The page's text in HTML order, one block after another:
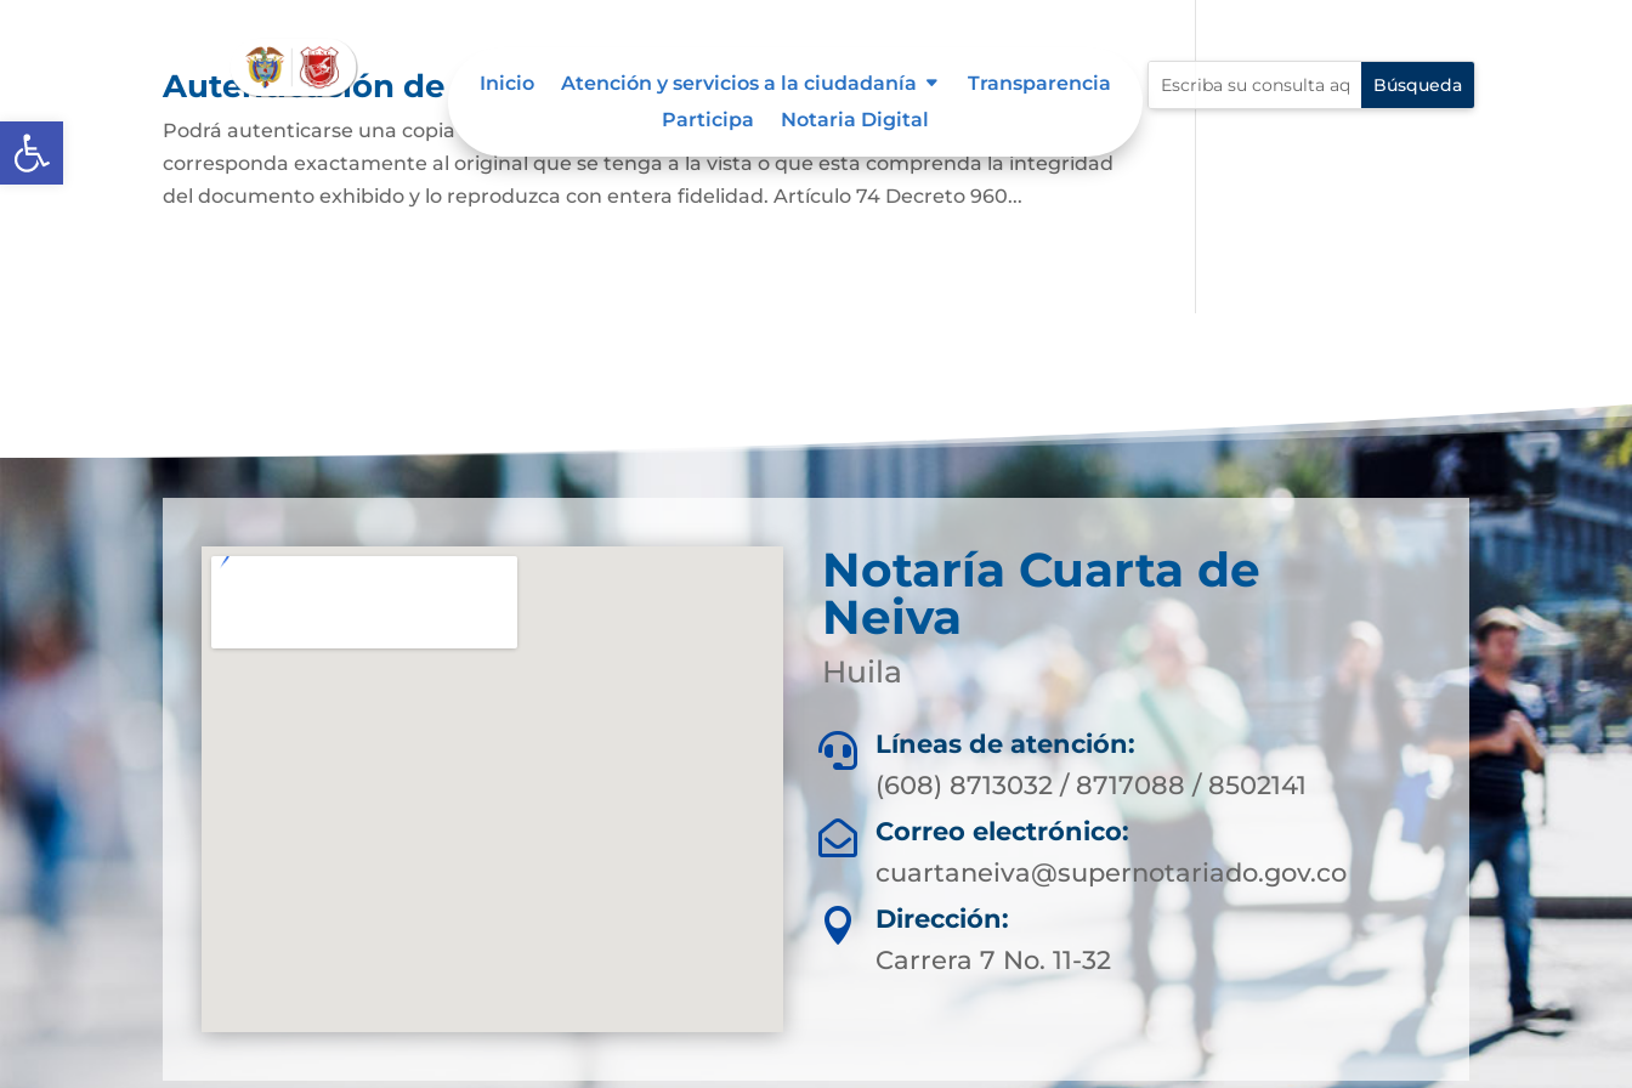
Abrir barra de herramientas
Inicio Atención y servicios a la ciudadanía
Transparencia
Participa
Notaria Digital
Autenticación de Copias
Podrá autenticarse una copia mecánica o una literal de un documento, siempre que aquella
corresponda exactamente al original que se tenga a la vista o que esta comprenda la integridad
del documento exhibido y lo reproduzca con entera fidelidad. Artículo 74 Decreto 960...
Notaría Cuarta de
Neiva
Huila

Líneas de atención:
(608) 8713032 / 8717088 / 8502141

Correo electrónico:
cuartaneiva@supernotariado.gov.co

Dirección:
Carrera 7 No. 11-32